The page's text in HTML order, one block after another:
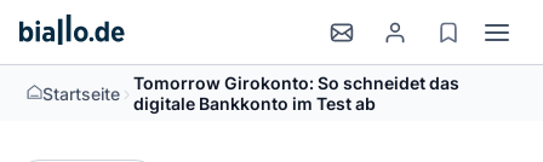
Startseite > Tomorrow Girokonto: So schneidet das
digitale Bankkonto im Test ab